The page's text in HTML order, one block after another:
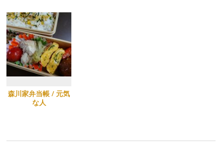
森川家弁当帳 / 元気
な人